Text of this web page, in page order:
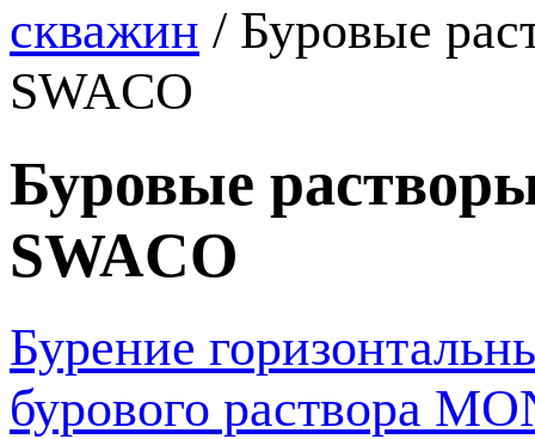
скважин / Буровые
SWACO
Буровые
SWACO
Бурение
бурового раствора